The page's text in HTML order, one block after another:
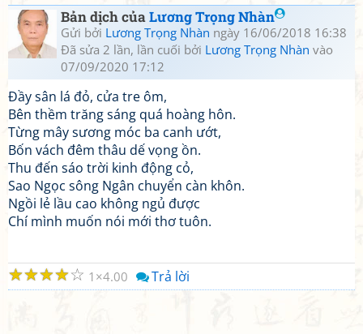
Bản dịch củaLương Trọng Nhàn
Gửi bởi Lương Trọng Nhàn ngày 16/06/2018 16:38
Đã sửa 2 lần, lần cuối bởi Lương Trọng Nhàn vào
07/09/2020 17:12
Đầy sân lá đỏ, cửa tre ôm,
Bên thềm trăng sáng quá hoàng hôn.
Từng mây sương móc ba canh ướt,
Bốn vách đêm thâu dế vọng ồn.
Thu đến sáo trời kinh động cỏ,
Sao Ngọc sông Ngân chuyển càn khôn.
Ngồi lẻ lầu cao không ngủ được
Chí mình muốn nói mới thơ tuôn.
☆
☆
☆
☆
☆ 1 4.00 Trả lời